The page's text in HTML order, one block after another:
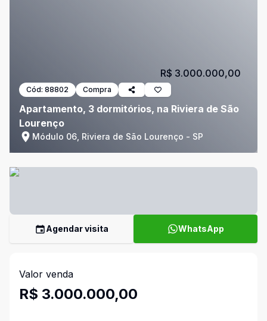
Cód: 88802 Compra
Apartamento, 3 dormitórios, na Riviera de São
Lourenço
Módulo 06, Riviera de São Lourenço - SP
R$ 3.000.000,00
Agendar visita WhatsApp
Valor venda
R$ 3.000.000,00